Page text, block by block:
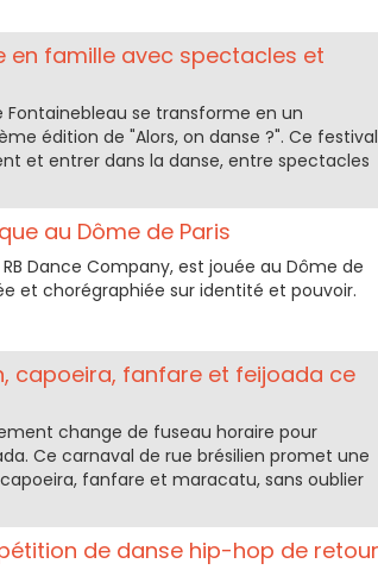
en famille avec spectacles et
Fontainebleau se transforme en un
édition de "Alors, on danse ?". Ce festival
et entrer dans la danse, entre spectacles
au Dôme de Paris
Dance Company, est jouée au Dôme de
et chorégraphiée sur identité et pouvoir.
capoeira, fanfare et feijoada ce
change de fuseau horaire pour
Ce carnaval de rue brésilien promet une
fanfare et maracatu, sans oublier
de danse hip-hop de retour